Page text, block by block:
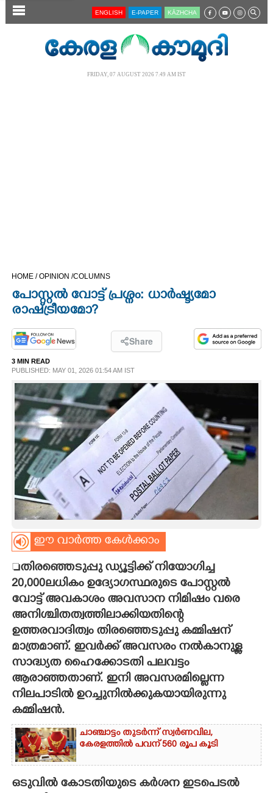
SECTIONS
LIFESTYLE
SPIRITUAL
INFO+
ART
ASTRO
CARTOONS
LITERATURE
ZOOM
CONTACT US
ENGLISH E-PAPER KĀZHCHA
FRIDAY, 07 AUGUST 2026 7.49 AM IST
HOME /OPINION /COLUMNS
പോസ്റ്റൽ വോട്ട് പ്രശ്നം: ധാർഷ്ട്യമോ
രാഷ്ട്രീയമോ?
Share
3 MIN READ
PUBLISHED: MAY 01, 2026 01:54 AM IST
ഈ വാർത്ത കേൾക്കാം
തിരഞ്ഞെടുപ്പു ഡ്യൂട്ടിക്ക് നിയോഗിച്ച
20,000ലധികം ഉദ്യോഗസ്ഥരുടെ പോസ്റ്റൽ
വോട്ട് അവകാശം അവസാന നിമിഷം വരെ
അനിശ്ചിതത്വത്തിലാക്കിയതിന്റെ
ഉത്തരവാദിത്വം തിരഞ്ഞെടുപ്പു കമ്മിഷന്
മാത്രമാണ്. ഇവർക്ക് അവസരം നൽകാനുള്ള
സാദ്ധ്യത ഹൈക്കോടതി പലവട്ടം
ആരാഞ്ഞതാണ്. ഇനി അവസരമില്ലെന്ന
നിലപാടിൽ ഉറച്ചുനിൽക്കുകയായിരുന്നു
കമ്മിഷൻ.
ചാഞ്ചാട്ടം തുടർന്ന് സ്വർണവില,
കേരളത്തിൽ പവന് 560 രൂപ കൂടി
ഒടുവിൽ കോടതിയുടെ കർശന ഇടപെടൽ